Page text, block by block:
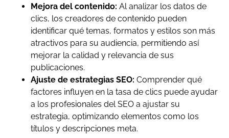
Mejora del contenido: Al analizar los datos de
clics, los creadores de contenido pueden
identificar qué temas, formatos y estilos son más
atractivos para su audiencia, permitiendo así
mejorar la calidad y relevancia de sus
publicaciones.
Ajuste de estrategias SEO: Comprender qué
factores influyen en la tasa de clics puede ayudar
a los profesionales del SEO a ajustar su
estrategia, optimizando elementos como los
títulos y descripciones meta.